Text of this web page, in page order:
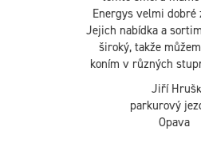
Energys je zkrátka tak
hlavně, funguje to.
všem, kdo chtějí mít
výborné kondici,
Energys k tomu
přispívá.